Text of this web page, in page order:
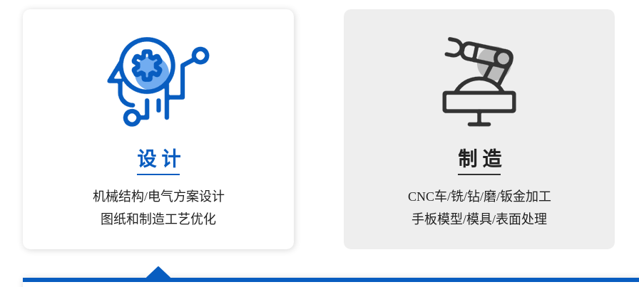
设 计
机械结构/电气方案设计
图纸和制造工艺优化
制 造
CNC车/铣/钻/磨/钣金加工
手板模型/模具/表面处理